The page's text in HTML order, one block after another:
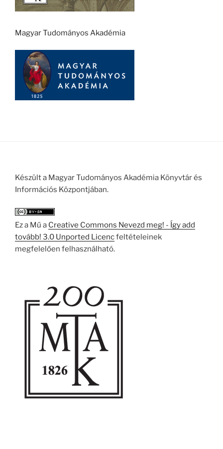
Magyar Tudományos Akadémia
Készült a Magyar Tudományos Akadémia Könyvtár és
Információs Központjában.
Ez a Mű a Creative Commons Nevezd meg! - Így add
tovább! 3.0 Unported Licencfeltételeinek
megfelelően felhasználható.